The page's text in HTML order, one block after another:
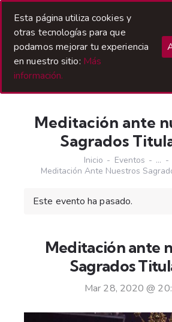
Meditación ante
Sagrados
Inicio Eventos
...
Meditación Ante Nuestros
Este evento ha pasado.
Meditación ante
Sagrados
Mar 28, 2020 @
Esta página utiliza cookies y
otras tecnologías para que
podamos mejorar tu experiencia
en nuestro sitio: Más
información.